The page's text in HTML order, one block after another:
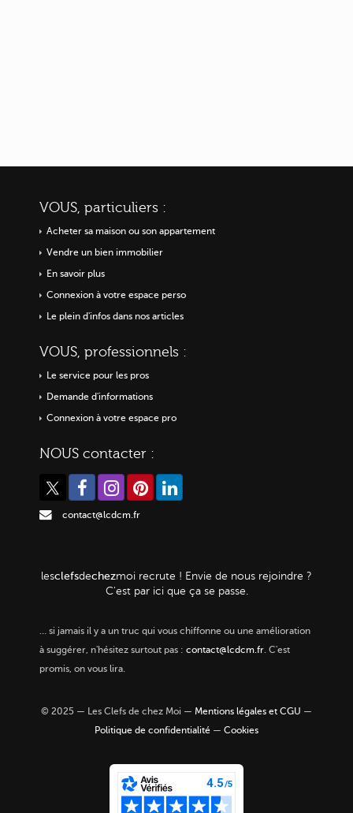
VOUS, particuliers :
Acheter sa maison ou son appartement
Vendre un bien immobilier
En savoir plus
Connexion à votre espace perso
Le plein d'infos dans nos articles
VOUS, professionnels :
Le service pour les pros
Demande d'informations
Connexion à votre espace pro
NOUS contacter :
contact@lcdcm.fr
lesclefsdechezmoi recrute ! Envie de nous rejoindre ?
C'est par ici que ça se passe.
… si jamais il y a un truc qui vous chiffonne ou une amélioration
à suggérer, n'hésitez surtout pas : contact@lcdcm.fr. C'est
promis, on vous lira.
© 2025 — Les Clefs de chez Moi — Mentions légales et CGU —
Politique de confidentialité — Cookies